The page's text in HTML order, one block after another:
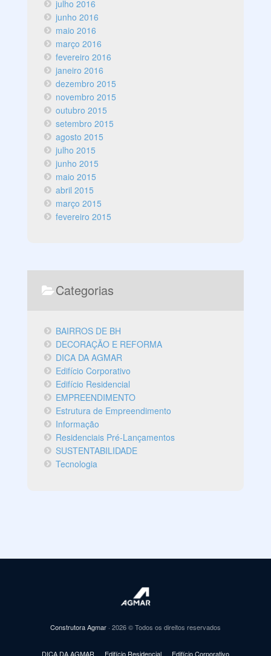
julho 2016
junho 2016
maio 2016
março 2016
fevereiro 2016
janeiro 2016
dezembro 2015
novembro 2015
outubro 2015
setembro 2015
agosto 2015
julho 2015
junho 2015
maio 2015
abril 2015
março 2015
fevereiro 2015
Categorias
BAIRROS DE BH
DECORAÇÃO E REFORMA
DICA DA AGMAR
Edifício Corporativo
Edifício Residencial
EMPREENDIMENTO
Estrutura de Empreendimento
Informação
Residenciais Pré-Lançamentos
SUSTENTABILIDADE
Tecnologia
Construtora Agmar · 2026 © Todos os direitos reservados
DICA DA AGMAR Edifício Residencial Edifício Corporativo